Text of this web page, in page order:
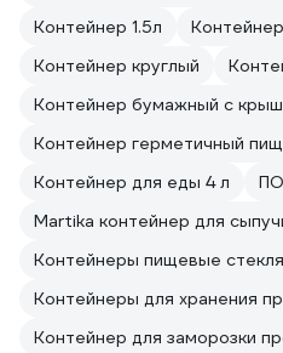
Контейнер 1.5л
Контейнер круглый
Контейнер бумажный с
Контейнер герметичный
Контейнер для еды 4 л
Martika контейнер для
Контейнеры пищевые
Контейнеры для хранения
Контейнер для заморозки